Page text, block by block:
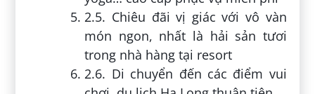
2.5. Chiêu đãi vị giác với vô vàn
món ngon, nhất là hải sản tươi
trong nhà hàng tại resort
2.6. Di chuyển đến các điểm vui